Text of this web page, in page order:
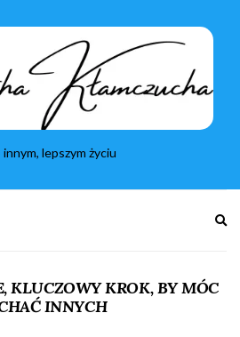
innym, lepszym życiu
KLUCZOWY KROK, BY MÓC
INNYCH